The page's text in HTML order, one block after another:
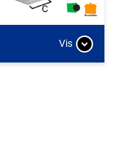
Vis